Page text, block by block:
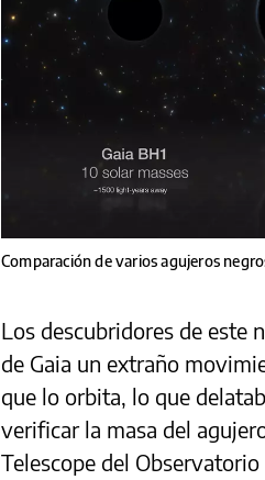
Comparación de varios agujeros
Los descubridores de este
de Gaia un extraño
que lo orbita, lo que
verificar la masa del
Telescope del